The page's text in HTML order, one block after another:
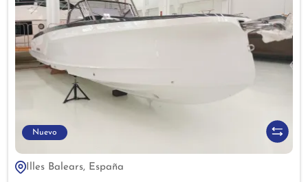
Nuevo
Illes Balears, España